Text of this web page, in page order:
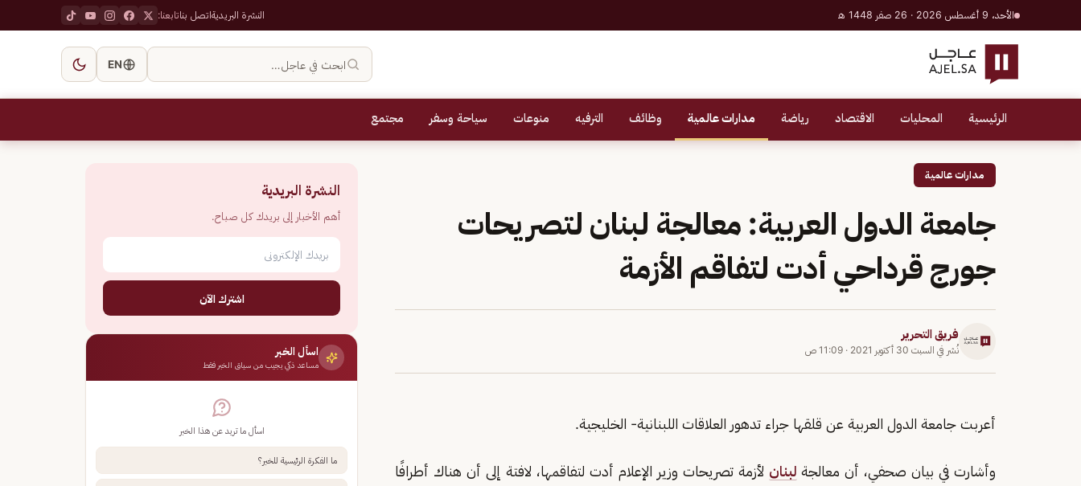
الأحد، 9 أغسطس 2026 · 26 صفر 1448 هـ النشرة البريديةاتصل بناتابعنا:
ابحث في عاجل… EN
الرئيسية المحليات الاقتصاد رياضة مدارات عالمية وظائف الترفيه منوعات سياحة وسفر مجتمع
مدارات عالمية
جامعة الدول العربية: معالجة لبنان لتصريحات
جورج قرداحي أدت لتفاقم الأزمة
فريق التحرير
نُشر في السبت 30 أكتوبر 2021 · 11:09 ص
أعربت جامعة الدول العربية عن قلقها جراء تدهور العلاقات اللبنانية- الخليجية.
وأشارت في بيان صحفي، أن معالجة لبنان لأزمة تصريحات وزير الإعلام أدت لتفاقمها، لافتة إلى أن هناك أطرافًا
النشرة البريدية
أهم الأخبار إلى بريدك كل صباح.
اشترك الآن
اسأل الخبر
مساعد ذكي يجيب من سياق الخبر فقط
اسأل ما تريد عن هذا الخبر
ما الفكرة الرئيسية للخبر؟